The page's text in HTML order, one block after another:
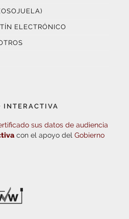
ELECTRÓNICO
INTERACTIVA
sus datos de audiencia
con el apoyo del Gobierno